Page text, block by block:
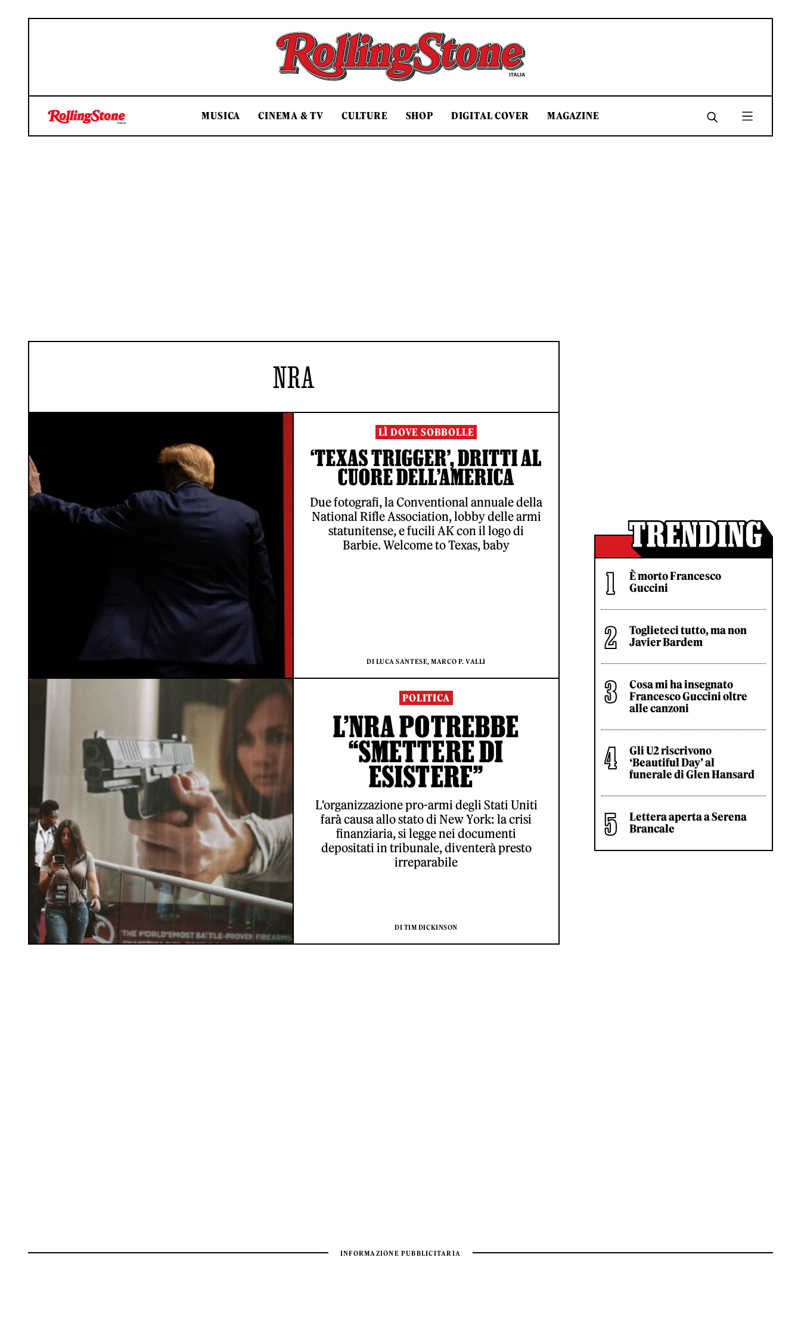
Rolling Stone Italia
MUSICA CINEMA & TV CULTURE SHOP DIGITAL COVER MAGAZINE
NRA
LÌ DOVE SOBBOLLE
‘TEXAS TRIGGER’, DRITTI AL
CUORE DELL’AMERICA
Due fotografi, la Conventional annuale della
National Rifle Association, lobby delle armi
statunitense, e fucili AK con il logo di
Barbie. Welcome to Texas, baby
DI LUCA SANTESE, MARCO P. VALLI
POLITICA
L’NRA POTREBBE
“SMETTERE DI
ESISTERE”
L'organizzazione pro-armi degli Stati Uniti
farà causa allo stato di New York: la crisi
finanziaria, si legge nei documenti
depositati in tribunale, diventerà presto
irreparabile
DI TIM DICKINSON
È morto Francesco
Guccini
Toglieteci tutto, ma non
Javier Bardem
Cosa mi ha insegnato
Francesco Guccini oltre
alle canzoni
Gli U2 riscrivono
‘Beautiful Day’ al
funerale di Glen Hansard
Lettera aperta a Serena
Brancale